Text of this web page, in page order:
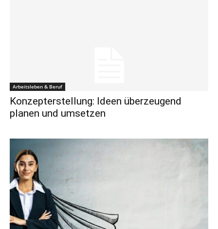
Arbeitsleben & Beruf
Konzepterstellung: Ideen überzeugend
planen und umsetzen